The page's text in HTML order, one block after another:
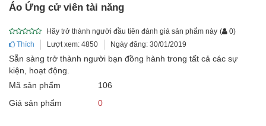
Áo Ứng cử viên tài năng
Hãy trở thành người đầu tiên đánh giá sản phẩm này ( 0)
Thích
Lượt xem: 4850 Ngày đăng: 30/01/2019
Sẵn sàng trở thành người bạn đồng hành trong tất cả các sự
kiện, hoạt động.
Mã sản phẩm
106
Giá sản phẩm
0